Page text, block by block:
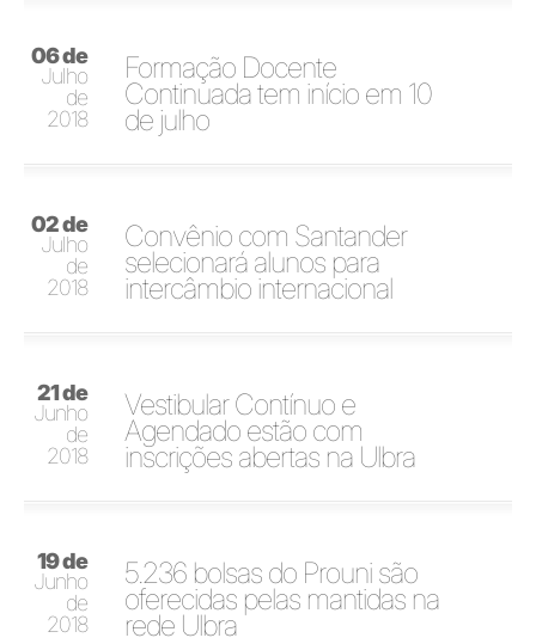
06 de
Julho
de
2018
Formação Docente
Continuada tem início em 10
de julho
02 de
Julho
de
2018
Convênio com Santander
selecionará alunos para
intercâmbio internacional
21 de
Junho
de
2018
Vestibular Contínuo e
Agendado estão com
inscrições abertas na Ulbra
19 de
Junho
de
2018
5.236 bolsas do Prouni são
oferecidas pelas mantidas na
rede Ulbra